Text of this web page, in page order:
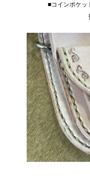
■コインポケッ